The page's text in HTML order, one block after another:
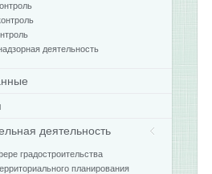
деятельность
деятельность
градостроительства
планирования